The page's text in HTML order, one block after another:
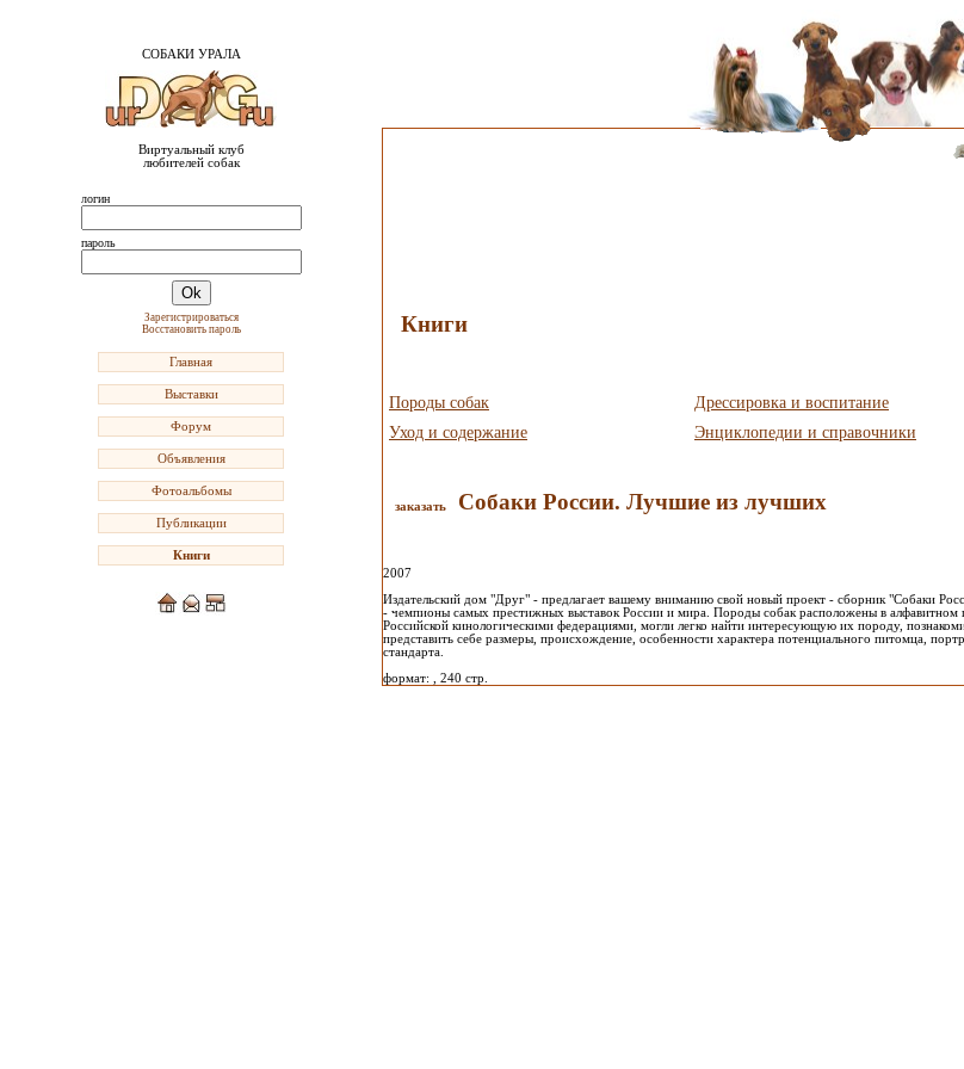
СОБАКИ УРАЛА
Виртуальный клуб
любителей собак
логин
пароль
Зарегистрироваться
Восстановить пароль
Главная
Выставки
Форум
Объявления
Фотоальбомы
Публикации
Книги
Книги
Породы собак Дрессировка и воспитание
Уход и содержание
Энциклопедии и справочники
заказать Собаки России. Лучшие из лучших
2007
Издательский дом "Друг" - предлагает вашему вниманию свой новый проект - сборник "Собаки
- чемпионы самых престижных выставок России и мира. Породы собак расположены в
Российской кинологическими федерациями, могли легко найти интересующую их породу,
представить себе размеры, происхождение, особенности характера потенциального питомца,
стандарта.
формат: , 240 стр.